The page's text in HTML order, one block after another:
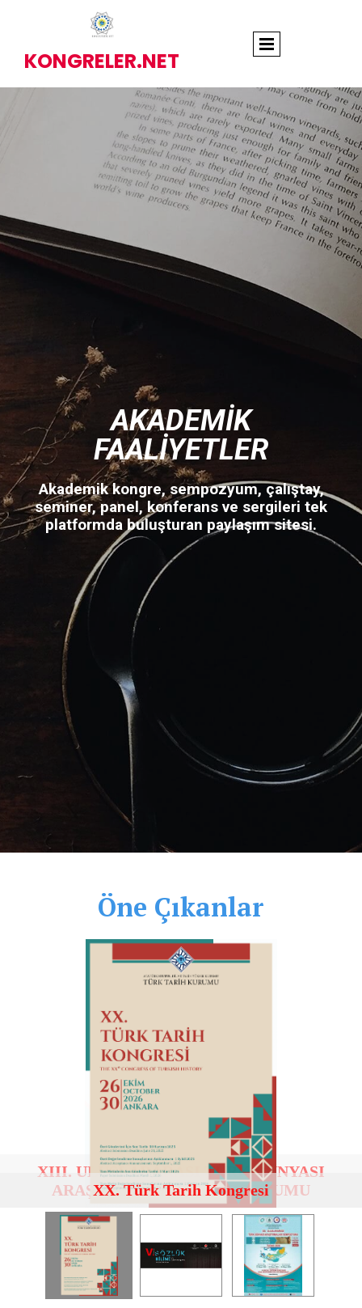
KONGRELER.NET
AKADEMIK
FAALIYETLER
Akademik kongre, sempozyum, çalıştay,
seminer, panel, konferans ve sergileri tek
platformda buluşturan paylaşım sitesi.
Öne Çıkanlar
XX. Türk Tarih Kongresi